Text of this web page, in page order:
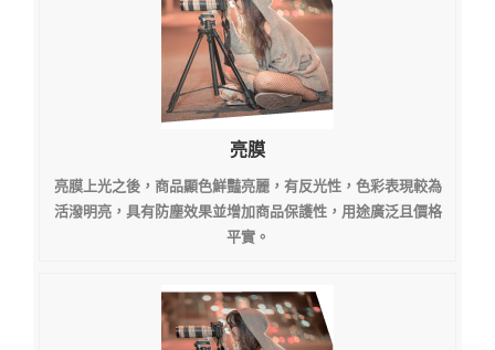
亮膜
亮膜上光之後，商品顯色鮮豔亮麗，有反光性，色彩表現較為
活潑明亮，具有防塵效果並增加商品保護性，用途廣泛且價格
平實。